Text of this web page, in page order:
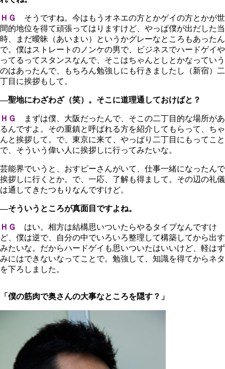
ＨＧ
そうですね。今はもうオネエの方とかゲイの方とかが世
間的地位を得て頑張ってはりますけど、やっぱ僕が出だした当
時、まだ曖昧（あいまい）というかグレーなところもあったん
で。僕はストレートのノンケの男で、ビジネスでハードゲイや
ってるってスタンスなんで、そこはちゃんとしとかなっていう
のはあったんで、もちろん勉強しにも行きましたし（新宿）二
丁目に挨拶もして。
―聖地にわざわざ（笑）。そこに道理通しておけばと？
ＨＧ
まずは僕、大阪だったんで、そこの二丁目的な場所があ
るんですよ。その重鎮と呼ばれる方を紹介してもらって、ちゃ
んと挨拶して。で、東京に来て、やっぱり二丁目にもってこと
で、そういう偉い人に挨拶しに行ってみたいな。
芸能界でいうと、おすピーさんがいて、仕事一緒になったんで
挨拶しに行くとか。で、一応、了解も得まして。その辺の礼儀
は通してきたつもりなんですけど。
―そういうところが真面目ですよね。
ＨＧ
はい。相方は結構思いついたらやるタイプなんですけ
ど、僕は逆で、自分の中でいろいろ整理して構築してから出す
みたいな。だからハードゲイも思いついたはいいけど、軽はず
みにはできないなってことで。勉強して、知識を得てからネタ
を下ろしました。
「僕の筋肉で奥さんの大事なところを隠す？」